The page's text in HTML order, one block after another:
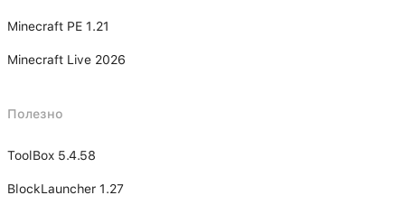
Minecraft PE 1.21
Minecraft Live 2026
Полезно
ToolBox 5.4.58
BlockLauncher 1.27